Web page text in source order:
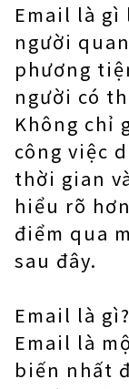
Email là gì
người
phương
người có
Không chỉ
công việc
thời gian
hiểu rõ
điểm qua
sau đây.
Email là gì?
Email là
biến nhất